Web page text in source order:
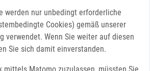
werden nur unbedingt erforderliche
Cookies) gemäß unserer
verwendet. Wenn Sie weiter auf diesen
Sie sich damit einverstanden.